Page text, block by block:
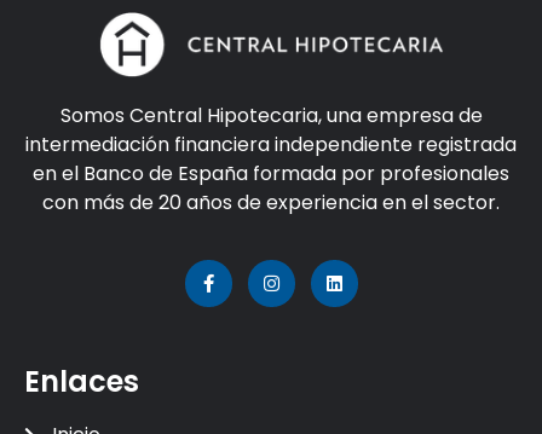
Somos Central Hipotecaria, una empresa de
intermediación financiera independiente registrada
en el Banco de España formada por profesionales
con más de 20 años de experiencia en el sector.
Enlaces